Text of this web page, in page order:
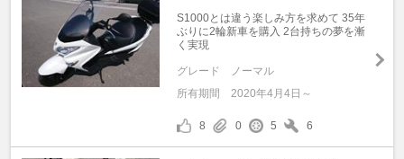
S1000とは違う楽しみ方を求めて 35年
ぶりに2輪新車を購入 2台持ちの夢を漸
く実現
グレード
ノーマル
所有期間
2020年4月4日～
8 0 5 6